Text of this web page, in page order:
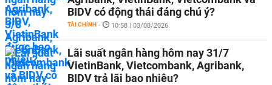
BIDV có động thái đáng chú ý?
TÀI CHÍNH - 10:58 | 03/08/2026
Lãi suất ngân hàng hôm nay 31/7
VietinBank, Vietcombank, Agribank,
BIDV trả lãi bao nhiêu?